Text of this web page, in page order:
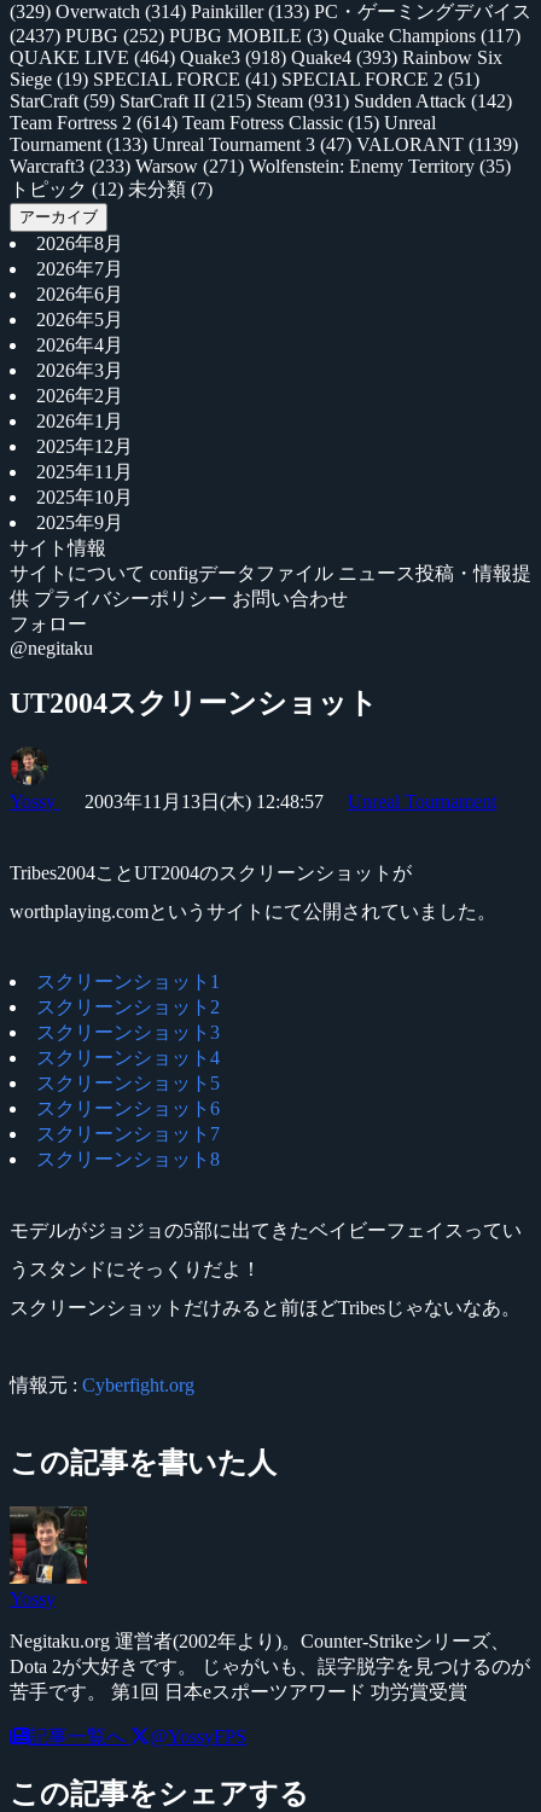
(329) Overwatch (314) Painkiller(133) PC・ゲーミングデバイス
(2437) PUBG (252) PUBG MOBILE (3) Quake Champions (117)
QUAKE LIVE (464) Quake3 (918) Quake4 (393) Rainbow Six
Siege (19) SPECIAL FORCE (41) SPECIAL FORCE 2 (51)
StarCraft (59) StarCraft II (215) Steam (931) Sudden Attack (142)
Team Fortress 2 (614) Team Fotress Classic (15) Unreal
Tournament (133) Unreal Tournament 3 (47) VALORANT (1139)
Warcraft3 (233) Warsow (271) Wolfenstein: Enemy Territory (35)
トピック (12) 未分類 (7)
アーカイブ
2026年8月
2026年7月
2026年6月
2026年5月
2026年4月
2026年3月
2026年2月
2026年1月
2025年12月
2025年11月
2025年10月
2025年9月
サイト情報
サイトについて configデータファイル ニュース投稿・情報提
供 プライバシーポリシー お問い合わせ
フォロー
@negitaku
UT2004スクリーンショット
Yossy 2003年11月13日(木) 12:48:57 Unreal Tournament
Tribes2004ことUT2004のスクリーンショットが
worthplaying.comというサイトにて公開されていました。
スクリーンショット1
スクリーンショット2
スクリーンショット3
スクリーンショット4
スクリーンショット5
スクリーンショット6
スクリーンショット7
スクリーンショット8
モデルがジョジョの5部に出てきたベイビーフェイスってい
うスタンドにそっくりだよ！
スクリーンショットだけみると前ほどTribesじゃないなあ。
情報元 : Cyberfight.org
この記事を書いた人
Yossy
Negitaku.org 運営者(2002年より)。Counter-Strikeシリーズ、
Dota 2が大好きです。 じゃがいも、誤字脱字を見つけるのが
苦手です。 第1回 日本eスポーツアワード 功労賞受賞
記事一覧へ @YossyFPS
この記事をシェアする